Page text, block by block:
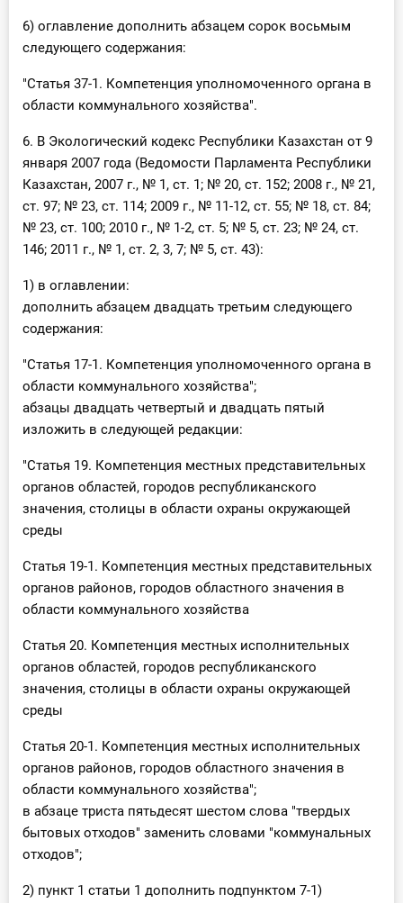
6) оглавление дополнить абзацем сорок восьмым
следующего содержания:
"Статья 37-1. Компетенция уполномоченного органа в
области коммунального хозяйства".
6. В Экологический кодекс Республики Казахстан от 9
января 2007 года (Ведомости Парламента Республики
Казахстан, 2007 г., № 1, ст. 1; № 20, ст. 152; 2008 г., № 21,
ст. 97; № 23, ст. 114; 2009 г., № 11-12, ст. 55; № 18, ст. 84;
№ 23, ст. 100; 2010 г., № 1-2, ст. 5; № 5, ст. 23; № 24, ст.
146; 2011 г., № 1, ст. 2, 3, 7; № 5, ст. 43):
1) в оглавлении:
дополнить абзацем двадцать третьим следующего
содержания:
"Статья 17-1. Компетенция уполномоченного органа в
области коммунального хозяйства";
абзацы двадцать четвертый и двадцать пятый
изложить в следующей редакции:
"Статья 19. Компетенция местных представительных
органов областей, городов республиканского
значения, столицы в области охраны окружающей
среды
Статья 19-1. Компетенция местных представительных
органов районов, городов областного значения в
области коммунального хозяйства
Статья 20. Компетенция местных исполнительных
органов областей, городов республиканского
значения, столицы в области охраны окружающей
среды
Статья 20-1. Компетенция местных исполнительных
органов районов, городов областного значения в
области коммунального хозяйства";
в абзаце триста пятьдесят шестом слова "твердых
бытовых отходов" заменить словами "коммунальных
отходов";
2) пункт 1 статьи 1 дополнить подпунктом 7-1)